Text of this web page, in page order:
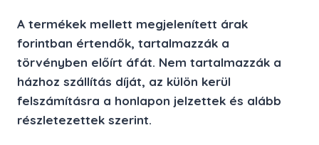
A termékek mellett megjelenített árak
forintban értendők, tartalmazzák a
törvényben előírt áfát. Nem tartalmazzák a
házhoz szállítás díját, az külön kerül
felszámításra a honlapon jelzettek és alább
részletezettek szerint.